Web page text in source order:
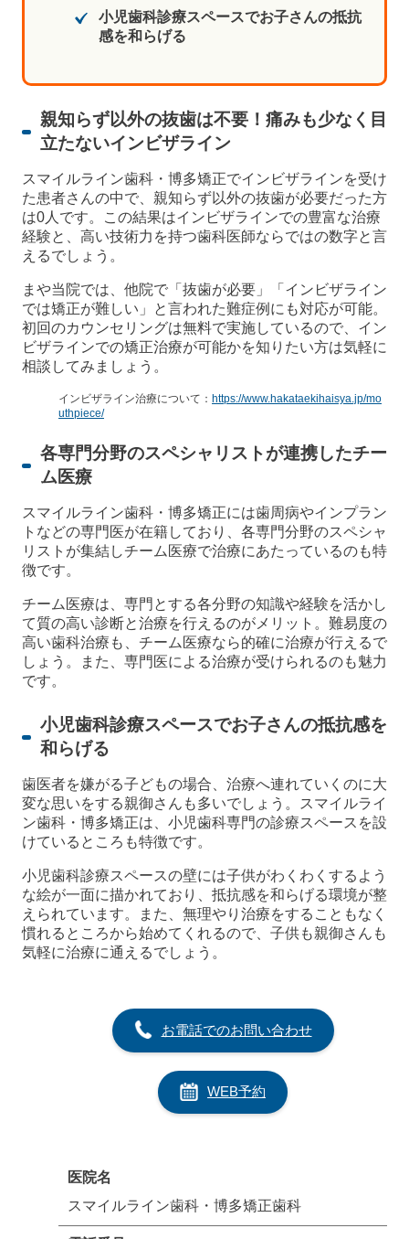
小児歯科診療スペースでお子さんの抵抗
感を和らげる
親知らず以外の抜歯は不要！痛みも少なく目
立たないインビザライン
スマイルライン歯科・博多矯正でインビザラインを受け
た患者さんの中で、親知らず以外の抜歯が必要だった方
は0人です。この結果はインビザラインでの豊富な治療
経験と、高い技術力を持つ歯科医師ならではの数字と言
えるでしょう。
まや当院では、他院で「抜歯が必要」「インビザライン
では矯正が難しい」と言われた難症例にも対応が可能。
初回のカウンセリングは無料で実施しているので、イン
ビザラインでの矯正治療が可能かを知りたい方は気軽に
相談してみましょう。
インビザライン治療について： https://www.hakataekihaisya.jp/mo
uthpiece/
各専門分野のスペシャリストが連携したチー
ム医療
スマイルライン歯科・博多矯正には歯周病やインプラン
トなどの専門医が在籍しており、各専門分野のスペシャ
リストが集結しチーム医療で治療にあたっているのも特
徴です。
チーム医療は、専門とする各分野の知識や経験を活かし
て質の高い診断と治療を行えるのがメリット。難易度の
高い歯科治療も、チーム医療なら的確に治療が行えるで
しょう。また、専門医による治療が受けられるのも魅力
です。
小児歯科診療スペースでお子さんの抵抗感を
和らげる
歯医者を嫌がる子どもの場合、治療へ連れていくのに大
変な思いをする親御さんも多いでしょう。スマイルライ
ン歯科・博多矯正は、小児歯科専門の診療スペースを設
けているところも特徴です。
小児歯科診療スペースの壁には子供がわくわくするよう
な絵が一面に描かれており、抵抗感を和らげる環境が整
えられています。また、無理やり治療をすることもなく
慣れるところから始めてくれるので、子供も親御さんも
気軽に治療に通えるでしょう。
お電話でのお問い合わせ
WEB予約
医院名
スマイルライン歯科・博多矯正歯科